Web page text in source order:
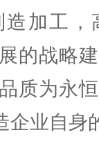
加工
的战略
质为永
企业自身